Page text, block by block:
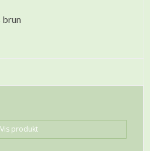
brun
Vis produkt